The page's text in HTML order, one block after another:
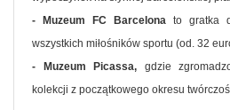
- Muzeum FC Barcelona to gratka
wszystkich miłośników sportu (od. 32
- Muzeum Picassa, gdzie
kolekcji z początkowego okresu